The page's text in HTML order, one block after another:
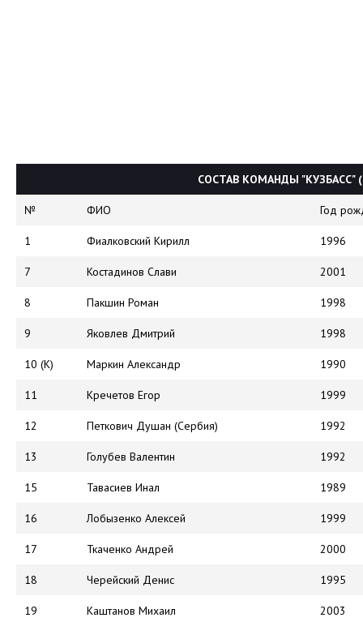
СОСТАВ КОМАНДЫ "КУЗБАСС"
№ ФИО Год
1 Фиалковский Кирилл 1996
7 Костадинов Слави 2001
8 Пакшин Роман 1998
9 Яковлев Дмитрий 1998
10 (К) Маркин Александр 1990
11 Кречетов Егор 1999
12 Петкович Душан (Сербия) 1992
13 Голубев Валентин 1992
15 Тавасиев Инал 1989
16 Лобызенко Алексей 1999
17 Ткаченко Андрей 2000
18 Черейский Денис 1995
19 Каштанов Михаил 2003